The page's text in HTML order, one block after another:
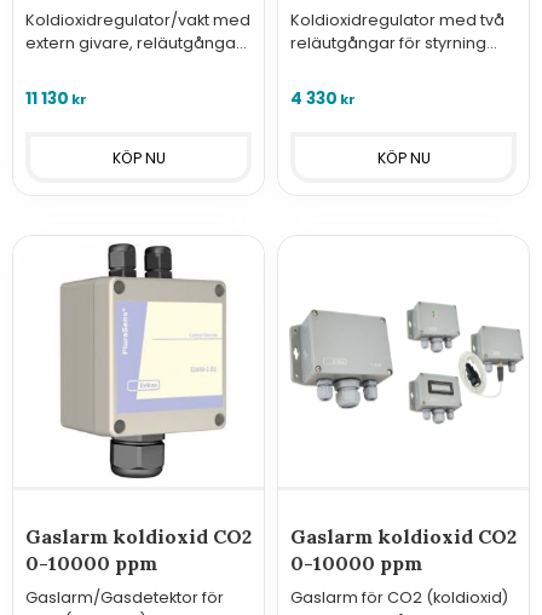
Koldioxidregulator/vakt med
extern givare, reläutgångar,
11 130 kr
Koldioxidregulator med två
reläutgångar för styrning
4 330 kr
Gaslarm koldioxid CO2
0-10000 ppm
Gaslarm/Gasdetektor för
Gaslarm koldioxid CO2
0-10000 ppm
Gaslarm för CO2 (koldioxid)